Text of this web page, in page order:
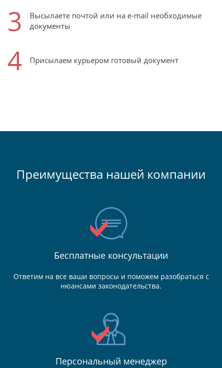
3
Высылаете почтой или на e-mail необходимые
документы
4 Присылаем курьером готовый документ
Преимущества нашей компании
Бесплатные консультации
Ответим на все ваши вопросы и поможем разобраться с
нюансами законодательства.
Персональный менеджер